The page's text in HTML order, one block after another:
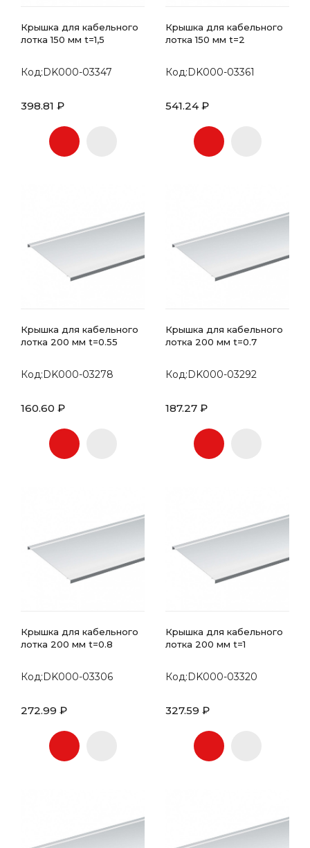
Крышка для кабельного
лотка 150 мм t=1,5
Код:DK000-03347
398.81 ₽
Крышка для кабельного
лотка 150 мм t=2
Код:DK000-03361
541.24 ₽
Крышка для кабельного
лотка 200 мм t=0.55
Код:DK000-03278
160.60 ₽
Крышка для кабельного
лотка 200 мм t=0.7
Код:DK000-03292
187.27 ₽
Крышка для кабельного
лотка 200 мм t=0.8
Код:DK000-03306
272.99 ₽
Крышка для кабельного
лотка 200 мм t=1
Код:DK000-03320
327.59 ₽